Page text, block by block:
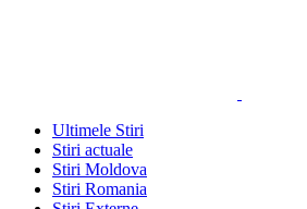
Ultimele Stiri
Stiri actuale
Stiri Moldova
Stiri Romania